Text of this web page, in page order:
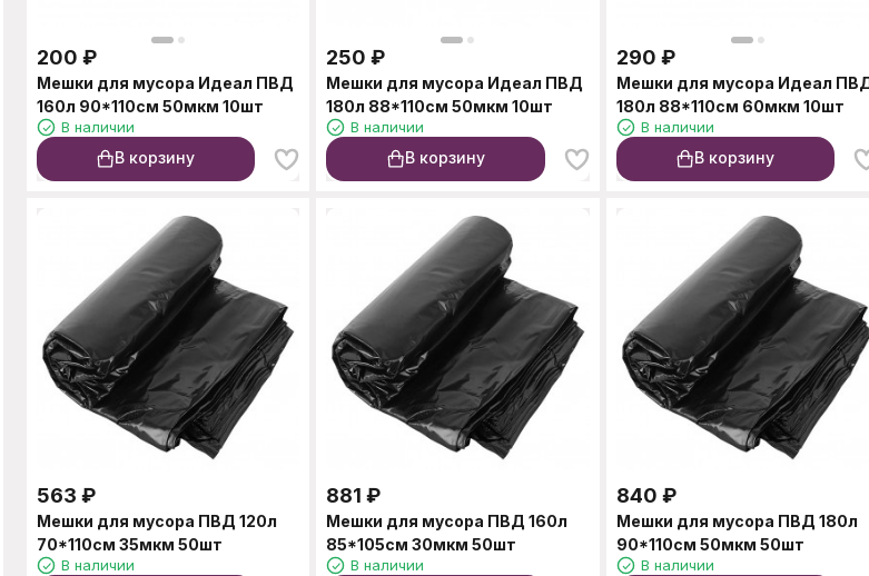
200 ₽
Мешки для мусора Идеал ПВД
160л 90*110см 50мкм 10шт
В наличии
В корзину
250 ₽
Мешки для мусора Идеал ПВД
180л 88*110см 50мкм 10шт
В наличии
В корзину
290 ₽
Мешки для мусора Идеал
180л 88*110см 60мкм 10шт
В наличии
В корзину
563 ₽
Мешки для мусора ПВД 120л
70*110см 35мкм 50шт
В наличии
881 ₽
Мешки для мусора ПВД 160л
85*105см 30мкм 50шт
В наличии
840 ₽
Мешки для мусора ПВД 180л
90*110см 50мкм 50шт
В наличии